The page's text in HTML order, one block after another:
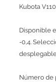
Kubota
Disponible
-0,4.
Número de